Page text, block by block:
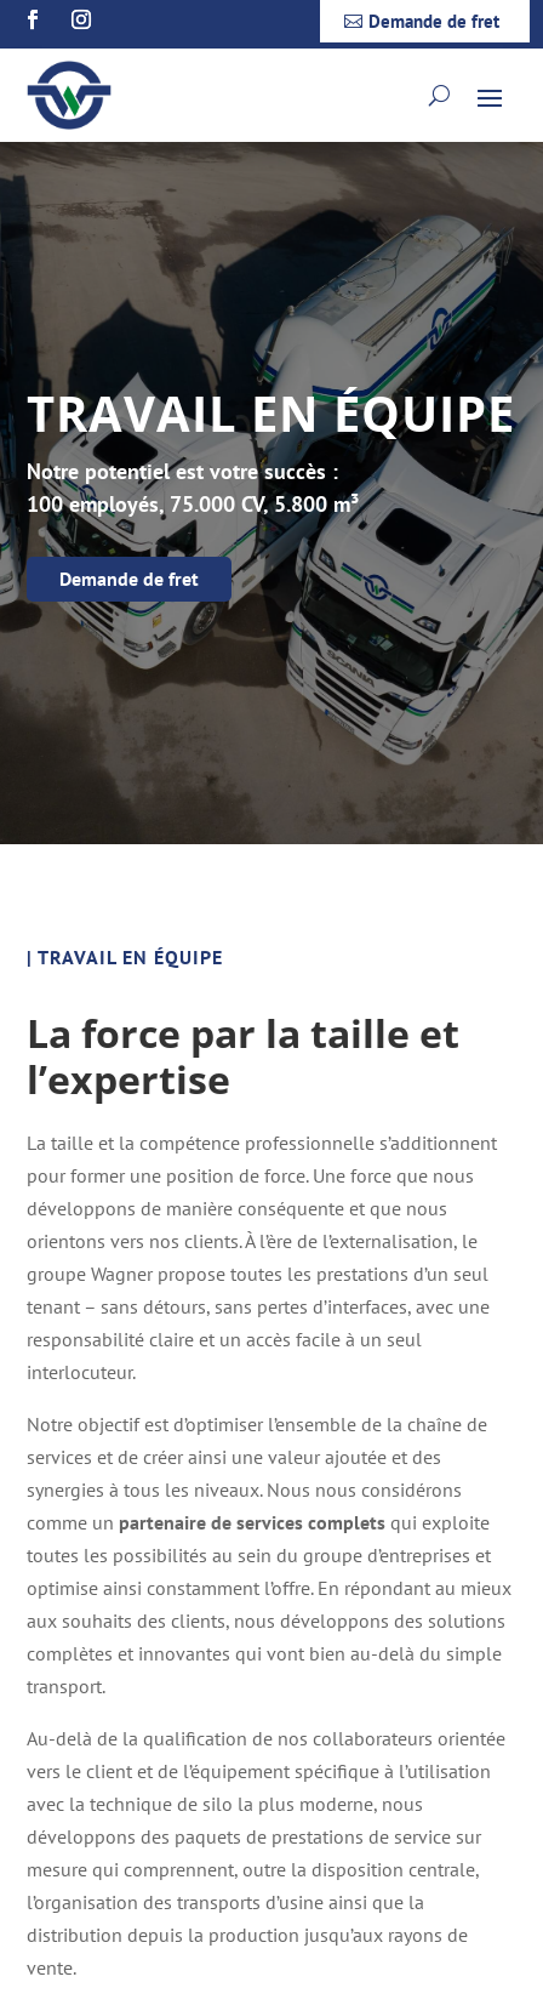
Demande de fret
TRAVAIL EN ÉQUIPE
Notre potentiel est votre succès :
100 employés, 75.000 CV, 5.800 m³
Demande de fret
| TRAVAIL EN ÉQUIPE
La force par la taille et
l’expertise
La taille et la compétence professionnelle s’additionnent
pour former une position de force. Une force que nous
développons de manière conséquente et que nous
orientons vers nos clients.À l’ère de l’externalisation, le
groupe Wagner propose toutes les prestations d’un seul
tenant – sans détours, sans pertes d’interfaces, avec une
responsabilité claire et un accès facile à un seul
interlocuteur.
Notre objectif est d’optimiser l’ensemble de la chaîne de
services et de créer ainsi une valeur ajoutée et des
synergies à tous les niveaux. Nous nous considérons
comme un partenaire de services complets qui exploite
toutes les possibilités au sein du groupe d’entreprises et
optimise ainsi constamment l’offre. En répondant au mieux
aux souhaits des clients, nous développons des solutions
complètes et innovantes qui vont bien au-delà du simple
transport.
Au-delà de la qualification de nos collaborateurs orientée
vers le client et de l’équipement spécifique à l’utilisation
avec la technique de silo la plus moderne, nous
développons des paquets de prestations de service sur
mesure qui comprennent, outre la disposition centrale,
l’organisation des transports d’usine ainsi que la
distribution depuis la production jusqu’aux rayons de
vente.